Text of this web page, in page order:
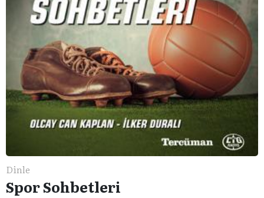
Dinle
Spor Sohbetleri